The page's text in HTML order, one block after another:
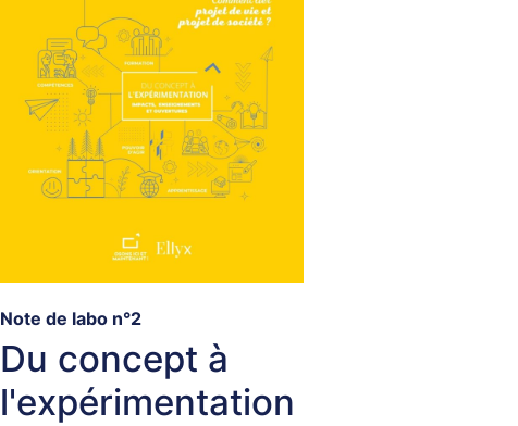
Note de labo n°2
Du concept à
l'expérimentation